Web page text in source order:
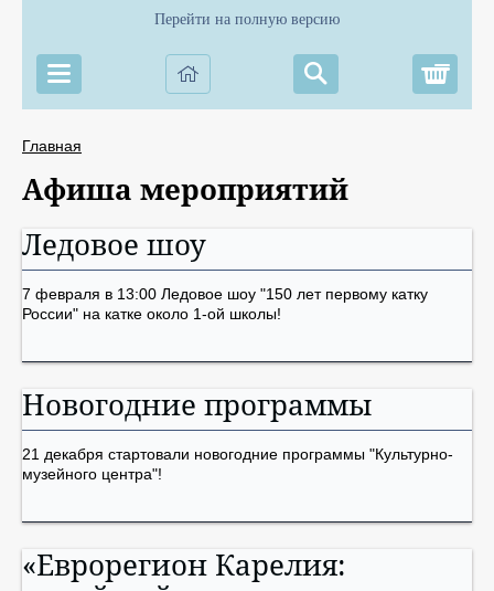
Перейти на полную версию
Главная
Афиша мероприятий
Ледовое шоу
7 февраля в 13:00 Ледовое шоу "150 лет первому катку
России" на катке около 1-ой школы!
Новогодние программы
21 декабря стартовали новогодние программы "Культурно-
музейного центра"!
«Еврорегион Карелия: